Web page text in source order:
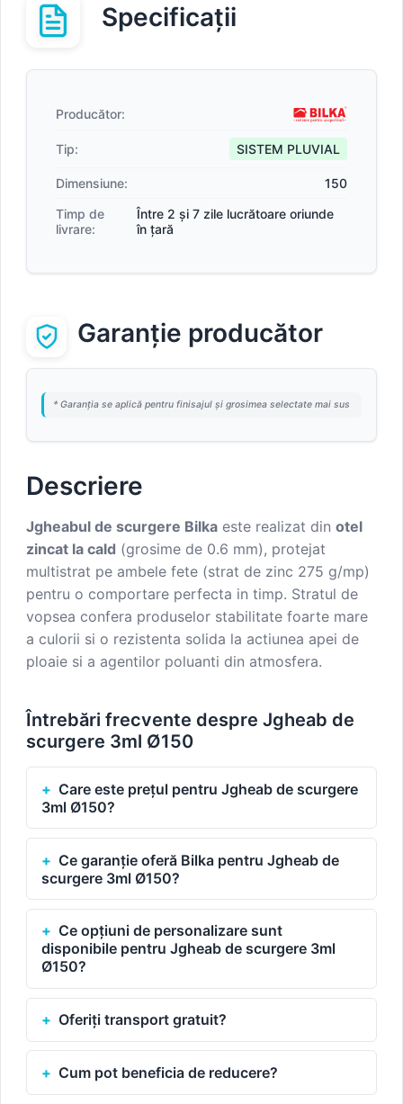
Specificații
Producător:
Tip: SISTEM PLUVIAL
Dimensiune:
150
Timp de
livrare:
Între 2 și 7 zile lucrătoare oriunde
în țară
Garanție producător
* Garanția se aplică pentru finisajul și grosimea selectate mai sus
Descriere
Jgheabul de scurgere Bilka este realizat din otel
zincat la cald (grosime de 0.6 mm), protejat
multistrat pe ambele fete (strat de zinc 275 g/mp)
pentru o comportare perfecta in timp. Stratul de
vopsea confera produselor stabilitate foarte mare
a culorii si o rezistenta solida la actiunea apei de
ploaie si a agentilor poluanti din atmosfera.
Întrebări frecvente despre Jgheab de
scurgere 3ml Ø150
Care este prețul pentru Jgheab de scurgere
3ml Ø150?
Ce garanție oferă Bilka pentru Jgheab de
scurgere 3ml Ø150?
Ce opțiuni de personalizare sunt
disponibile pentru Jgheab de scurgere 3ml
Ø150?
Oferiți transport gratuit?
Cum pot beneficia de reducere?